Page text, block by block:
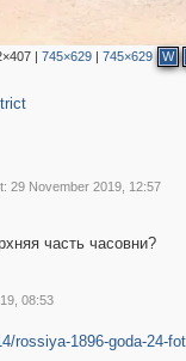
| 745×629| 745×629 W
29 November 2019, 12:57
часть часовни?
08:53
rossiya-1896-goda-24-